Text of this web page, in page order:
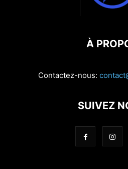
À
Contactez-nous:
SUIVEZ